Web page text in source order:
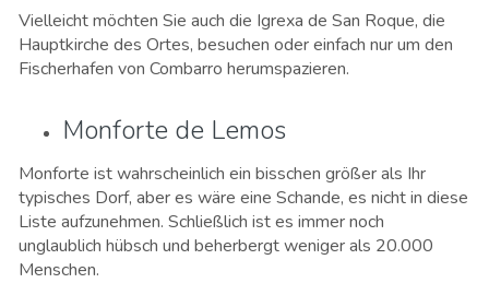
Vielleicht möchten Sie auch die Igrexa de San Roque, die
Hauptkirche des Ortes, besuchen oder einfach nur um den
Fischerhafen von Combarro herumspazieren.
Monforte de Lemos
Monforte ist wahrscheinlich ein bisschen größer als Ihr
typisches Dorf, aber es wäre eine Schande, es nicht in diese
Liste aufzunehmen. Schließlich ist es immer noch
unglaublich hübsch und beherbergt weniger als 20.000
Menschen.